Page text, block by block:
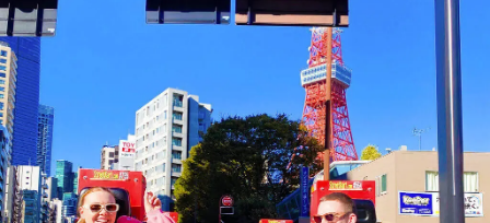
Tentang Spesifikasi
Soalan Lazim
Tempahan
Tukar Kedai
Tokyo Shinagawa Tokyo Akihabara#1
Tokyo Akihabara#2 Tokyo Shibuya